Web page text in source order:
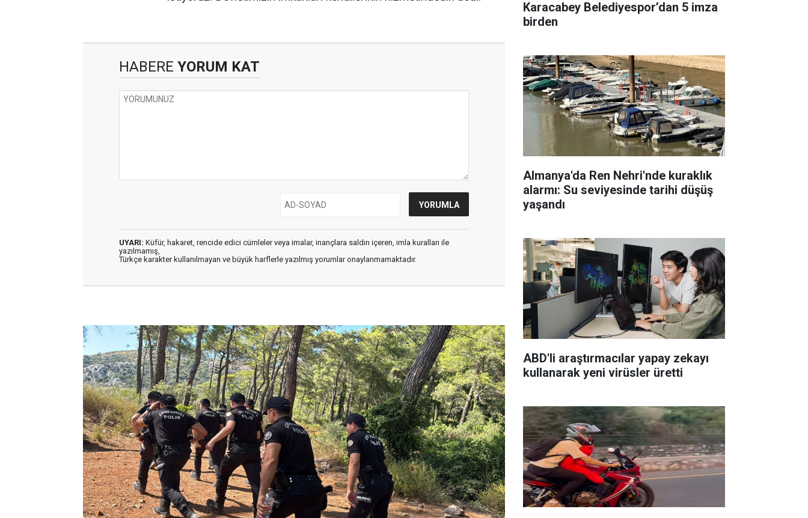
HABERE YORUM KAT
UYARI: Küfür, hakaret, rencide edici cümleler veya imalar, inançlara saldırı içeren, imla kuralları ile
yazılmamış,
Türkçe karakter kullanılmayan ve büyük harflerle yazılmış yorumlar onaylanmamaktadır.
Karacabey Belediyespor’dan 5 imza
birden
Almanya'da Ren Nehri'nde kuraklık
alarmı: Su seviyesinde tarihi düşüş
yaşandı
ABD'li araştırmacılar yapay zekayı
kullanarak yeni virüsler üretti